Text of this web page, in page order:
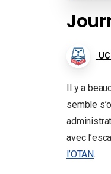
Il y a
semble
avec
l’OTAN.